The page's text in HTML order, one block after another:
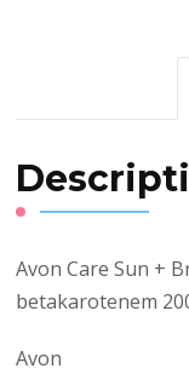
Avon Care Sun +
betakarotenem
Avon